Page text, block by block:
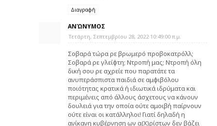
Διαγραφή
ΑΝΏΝΥΜΟΣ
Τετάρτη, Σεπτεμβρίου 28, 2022 10:49:00 π.μ.
Σοβαρά τώρα ρε βρωμερό προβοκατρόλλ;
Σοβαρά ρε γλείφτη; Ντροπή μας; Ντροπή όλη
δική σου ρε αχρείε που παρατάτε τα
ανυπεράσπιστα παιδιά σε αμφιβόλου
ποιότητας κρατικά ή ιδιωτικά ιδρύματα και
περιμένεις από άλλους άσχετους να κάνουν
δουλειά για την οποία ούτε αμοιβή παίρνουν
ούτε είναι οι κατάλληλοι! Γιατί δηλαδή η
ανίκανη κυβέρνηση ων α(Χ)ρίστων δεν βάζει